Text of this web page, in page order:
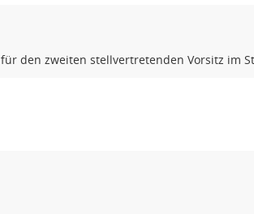
den zweiten stellvertretenden Vorsitz im